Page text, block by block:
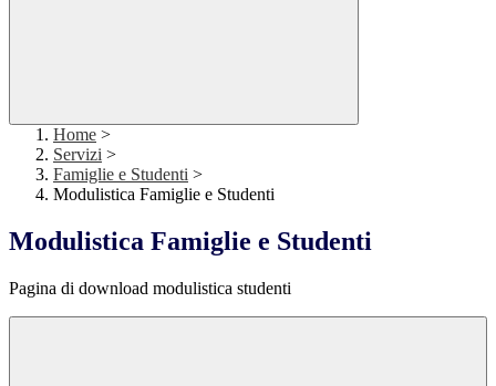
Home >
Servizi >
Famiglie e Studenti >
Modulistica Famiglie e Studenti
Modulistica Famiglie e Studenti
Pagina di download modulistica studenti